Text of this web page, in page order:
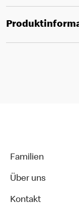
Familien
Über uns
Kontakt